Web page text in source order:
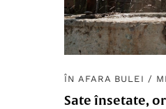
ÎN AFARA BULEI /
Sate însetate,